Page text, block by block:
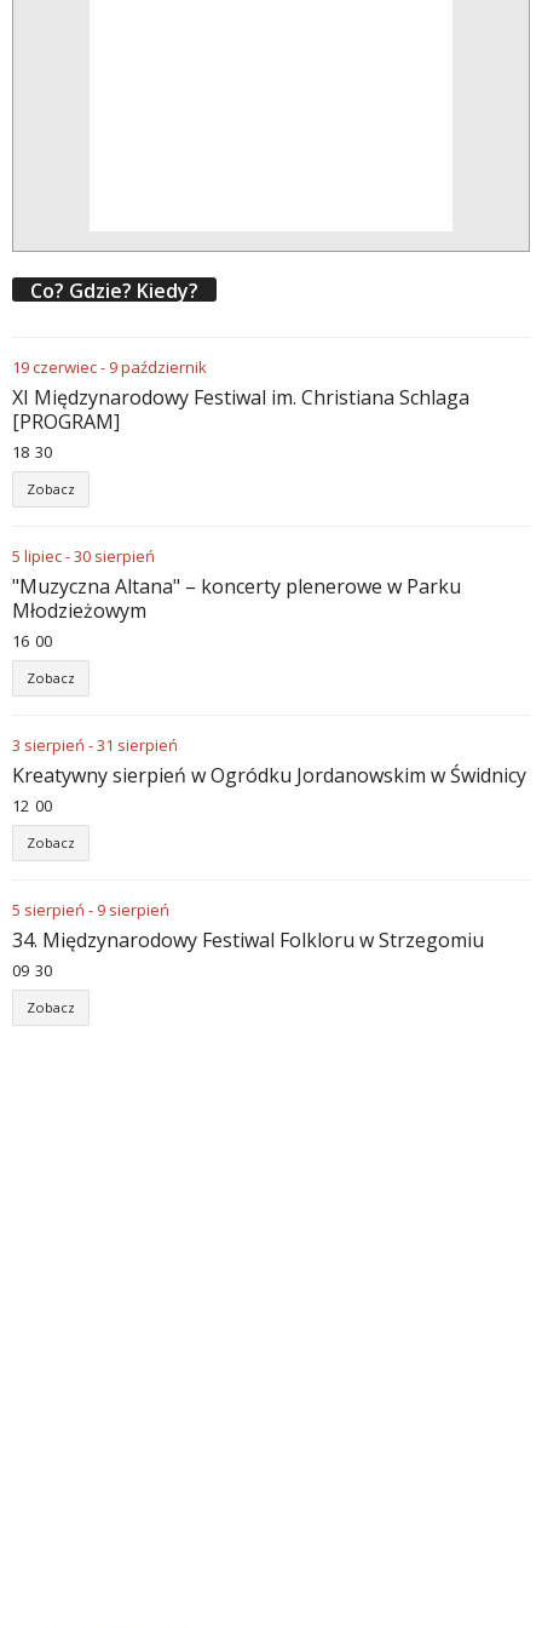
Co? Gdzie? Kiedy?
19czerwiec- 9październik
XI Międzynarodowy Festiwal im. Christiana Schlaga
[PROGRAM]
18 30
Zobacz
5 lipiec-30 sierpień
"Muzyczna Altana" – koncerty plenerowe w Parku
Młodzieżowym
16 00
Zobacz
3 sierpień -31 sierpień
Kreatywny sierpień w Ogródku Jordanowskim w Świdnicy
12 00
Zobacz
5 sierpień - 9 sierpień
34. Międzynarodowy Festiwal Folkloru w Strzegomiu
09 30
Zobacz